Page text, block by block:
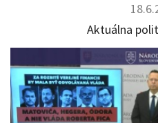
Aktuálna